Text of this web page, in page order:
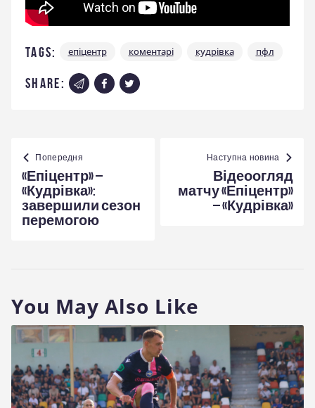
Tags: епіцентр коментарі кудрівка пфл
share:
Навігація
записів
Попередня
«Епіцентр» –
«Кудрівка»:
завершили сезон
перемогою
Наступна новина
Відеоогляд
матчу «Епіцентр»
– «Кудрівка»
You May Also Like